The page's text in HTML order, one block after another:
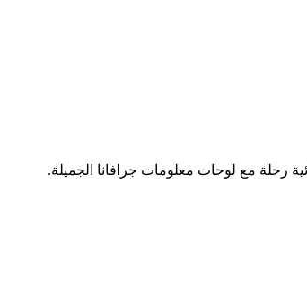
رحلة مع لوحات معلومات جرافانا الجميلة.